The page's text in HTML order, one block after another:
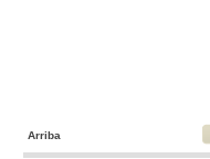
Arriba